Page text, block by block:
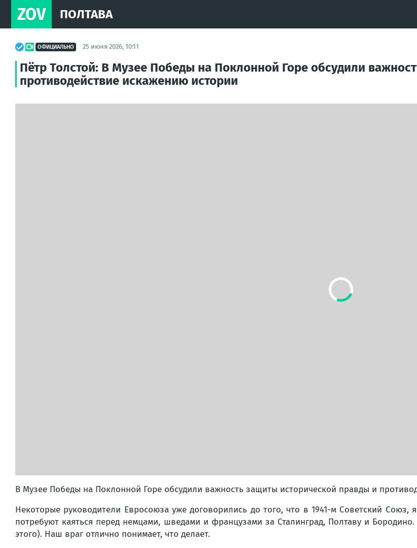
ZOV ПОЛТАВА
ОФИЦИАЛЬНО 25 июня 2026, 10:11
Пётр Толстой: В Музее Победы на Поклонной Горе обсудили
противодействие искажению истории
В Музее Победы на Поклонной Горе обсудили важность защиты исторической правды и
Некоторые руководители Евросоюза уже договорились до того, что в 1941-м Советский
потребуют каяться перед немцами, шведами и французами за Сталинград, Полтаву и
этого). Наш враг отлично понимает, что делает.